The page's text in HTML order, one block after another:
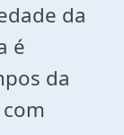
da
é
da